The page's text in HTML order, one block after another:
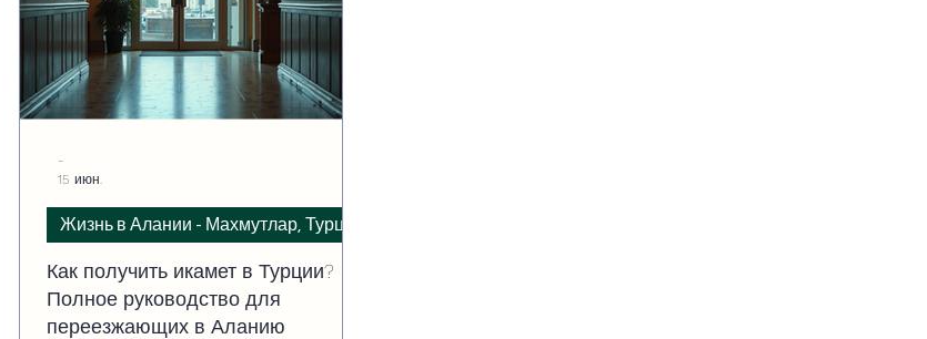
Как получить икамет в Турции?
Полное руководство для
переезжающих в Аланию
Жизнь в Алании - Махмутлар, Турция
-
15 июн.